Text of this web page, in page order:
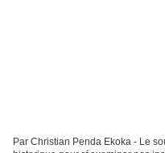
Par Christian Penda Ekoka - Le